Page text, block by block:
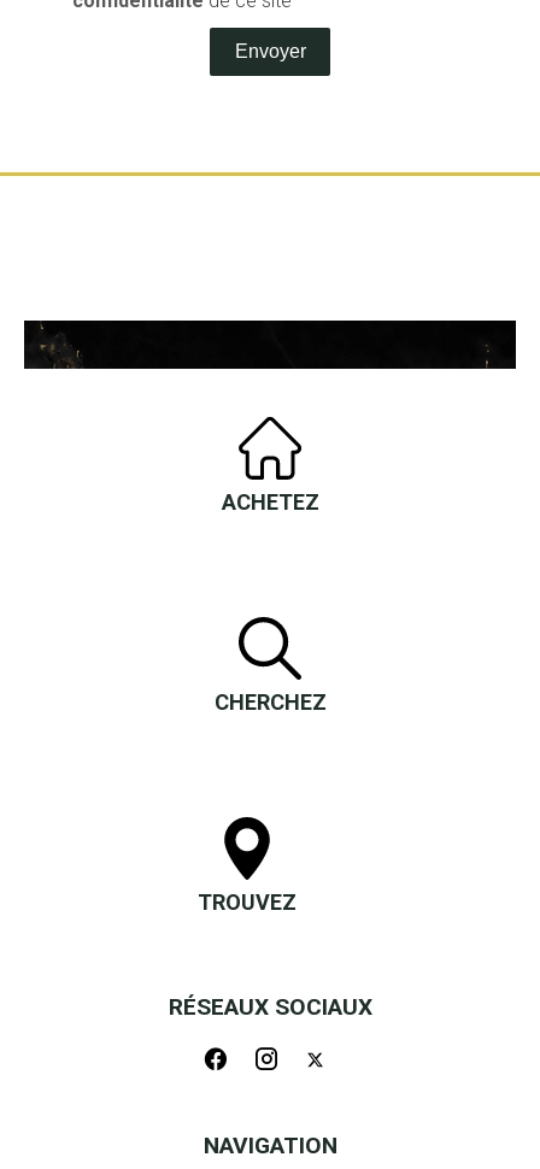
Envoyer
ACHETEZ
CHERCHEZ
TROUVEZ
RÉSEAUX SOCIAUX
NAVIGATION